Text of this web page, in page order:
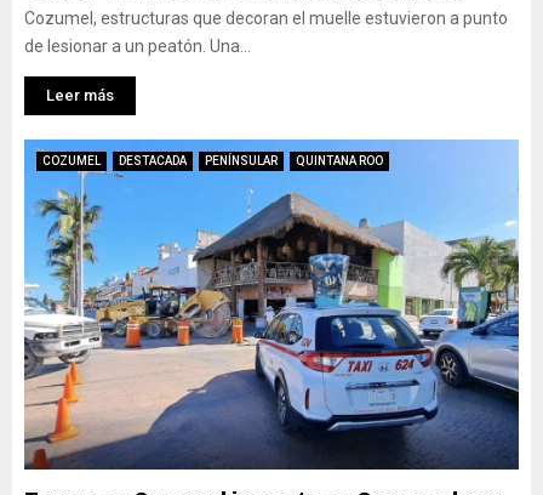
Cozumel, estructuras que decoran el muelle estuvieron a punto
de lesionar a un peatón. Una...
Leer más
COZUMEL DESTACADA PENÍNSULAR QUINTANA ROO